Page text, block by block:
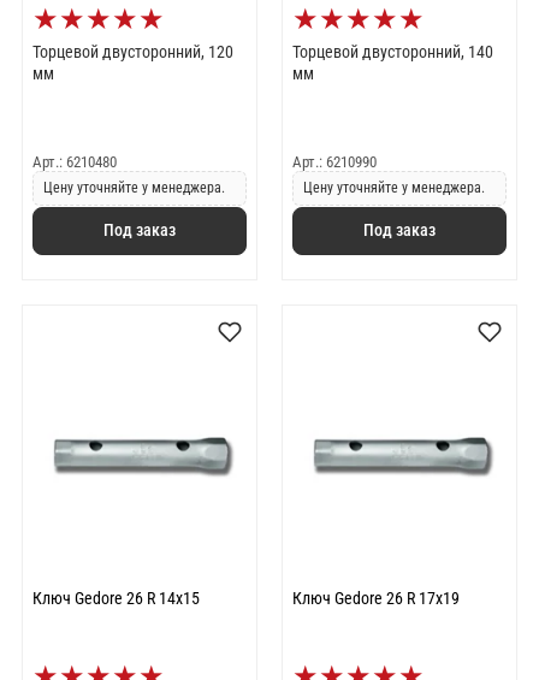
★★★★★
Торцевой двусторонний, 120
мм
Арт.: 6210480
Цену уточняйте у менеджера.
Под заказ
★★★★★
Торцевой двусторонний, 140
мм
Арт.: 6210990
Цену уточняйте у менеджера.
Под заказ
Ключ Gedore 26 R 14x15 Ключ Gedore 26 R 17x19